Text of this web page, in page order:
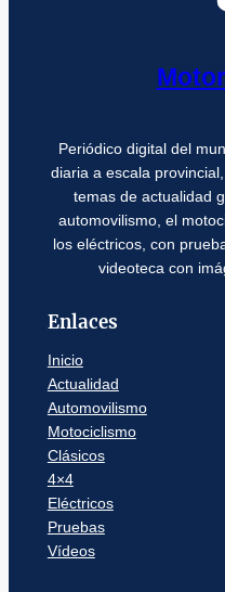
Periódico digital del
diaria a escala
temas de actualidad
automovilismo, el
los eléctricos, con
videoteca con
Enlaces
Inicio
Actualidad
Automovilismo
Motociclismo
Clásicos
4×4
Eléctricos
Pruebas
Vídeos